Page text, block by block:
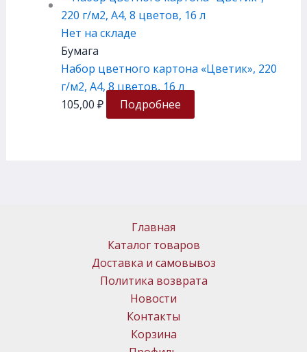
Нет на складе
Бумага
Набор цветного картона «Цветик», 220
г/м2, А4, 8 цветов, 16 л
105,00 ₽ Подробнее
Главная
Каталог товаров
Доставка и самовывоз
Политика возврата
Новости
Контакты
Корзина